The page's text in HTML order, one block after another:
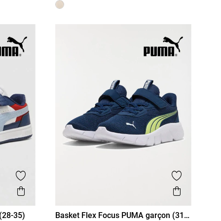
Ajouter aux favoris
Aperçu rapide
34 35)
Ajouter
Aperçu
Basket Flex Focus PUMA garçon (31-